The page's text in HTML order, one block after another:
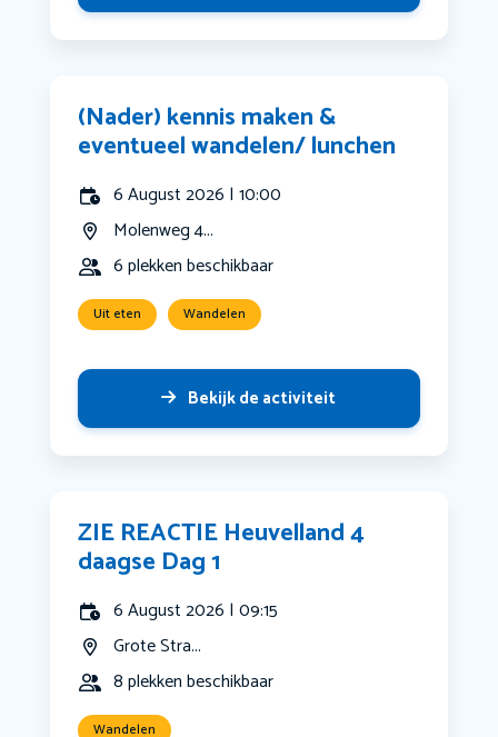
(Nader) kennis maken &
eventueel wandelen/ lunchen
6 August 2026 | 10:00
Molenweg 4...
6 plekken beschikbaar
Uit eten Wandelen
Bekijk de activiteit
ZIE REACTIE Heuvelland 4
daagse Dag 1
6 August 2026 | 09:15
Grote Stra...
8 plekken beschikbaar
Wandelen